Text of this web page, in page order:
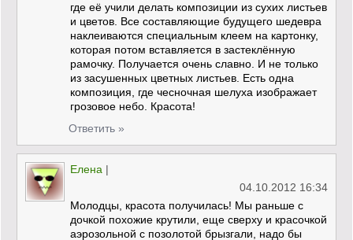
где её учили делать композиции из сухих листьев
и цветов. Все составляющие будущего шедевра
наклеиваются специальным клеем на картонку,
которая потом вставляется в застеклённую
рамочку. Получается очень славно. И не только
из засушенных цветных листьев. Есть одна
композиция, где чесночная шелуха изображает
грозовое небо. Красота!
Ответить »
Елена |
04.10.2012 16:34
Молодцы, красота получилась! Мы раньше с
дочкой похожие крутили, еще сверху и красочкой
аэрозольной с позолотой брызгали, надо бы